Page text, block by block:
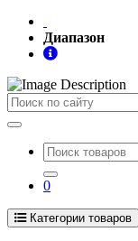
Диапазон
Поиск
0
Категории товаров